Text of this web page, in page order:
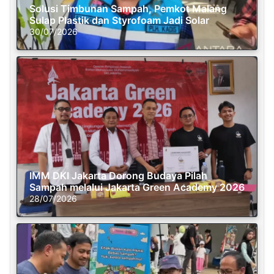
Solusi Timbunan Sampah, Pemkot Malang
Sulap Plastik dan Styrofoam Jadi Solar
30/07/2026
IMM DKI Jakarta Dorong Budaya Pilah
Sampah melalui Jakarta Green Academy 2026
28/07/2026